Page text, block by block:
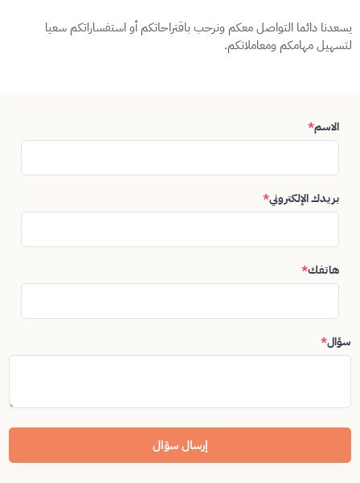
يسعدنا دائما التواصل معكم ونرحب باقتراحاتكم أو استفساراتكم سعيا
لتسهيل مهامكم ومعاملاتكم.
الاسم*
بريدك الإلكتروني*
هاتفك*
سؤال*
إرسال سؤال